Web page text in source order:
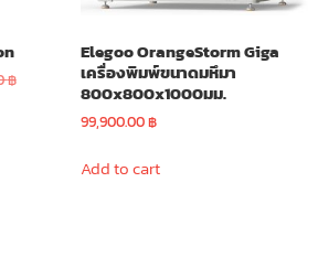
฿Original
Elegoo OrangeStorm Giga
เครื่องพิมพ์ขนาดมหึมา
800x800x1000มม.
99,900.00฿
Add to cart